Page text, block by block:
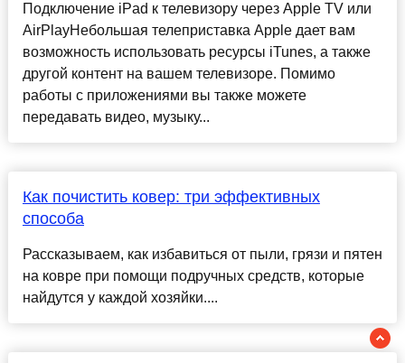
Подключение iPad к телевизору через Apple TV или
AirPlayНебольшая телеприставка Apple дает вам
возможность использовать ресурсы iTunes, а также
другой контент на вашем телевизоре. Помимо
работы с приложениями вы также можете
передавать видео, музыку...
Как почистить ковер: три эффективных
способа
Рассказываем, как избавиться от пыли, грязи и пятен
на ковре при помощи подручных средств, которые
найдутся у каждой хозяйки....